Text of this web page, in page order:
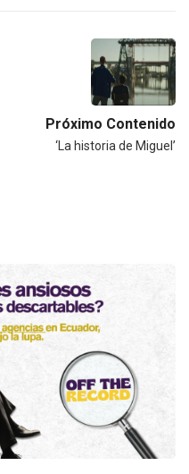
Próximo Contenido
‘La historia de Miguel’